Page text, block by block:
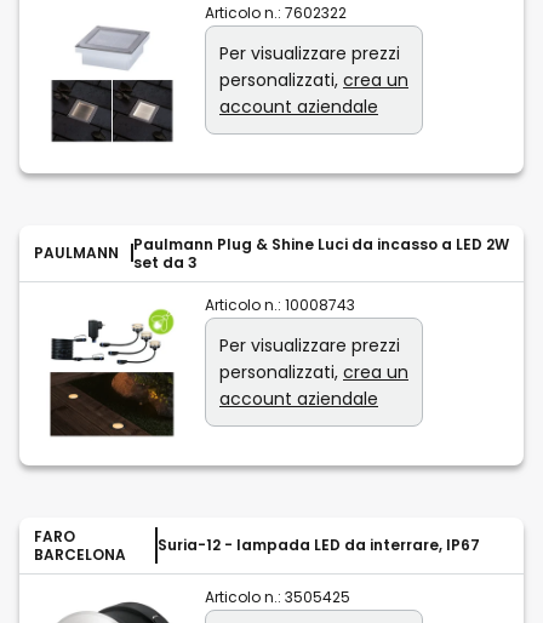
Articolo n.: 7602322
Per visualizzare prezzi
personalizzati, crea un
account aziendale
PAULMANN
Paulmann Plug & Shine Luci da incasso a LED 2W
set da 3
Articolo n.: 10008743
Per visualizzare prezzi
personalizzati, crea un
account aziendale
FARO
BARCELONA
Suria-12 - lampada LED da interrare, IP67
Articolo n.: 3505425